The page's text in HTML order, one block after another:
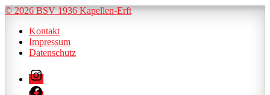
© 2026 BSV 1936 Kapellen-Erft
Kontakt
Impressum
Datenschutz
Instagram
Facebook